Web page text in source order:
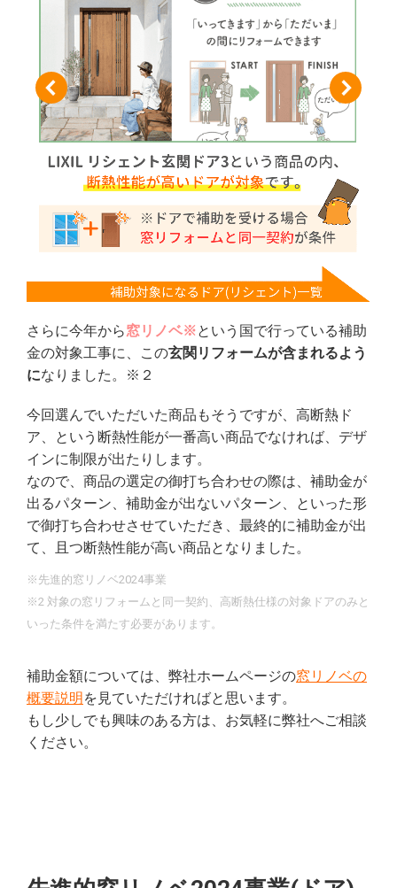
さらに今年から窓リノベ※という国で行っている補助
金の対象工事に、この玄関リフォームが含まれるよう
になりました。※２
今回選んでいただいた商品もそうですが、高断熱ド
ア、という断熱性能が一番高い商品でなければ、デザ
インに制限が出たりします。
なので、商品の選定の御打ち合わせの際は、補助金が
出るパターン、補助金が出ないパターン、といった形
で御打ち合わせさせていただき、最終的に補助金が出
て、且つ断熱性能が高い商品となりました。
※先進的窓リノベ2024事業
※2 対象の窓リフォームと同一契約、高断熱仕様の対象ドアのみと
いった条件を満たす必要があります。
補助金額については、弊社ホームページの窓リノベの
概要説明を見ていただければと思います。
もし少しでも興味のある方は、お気軽に弊社へご相談
ください。